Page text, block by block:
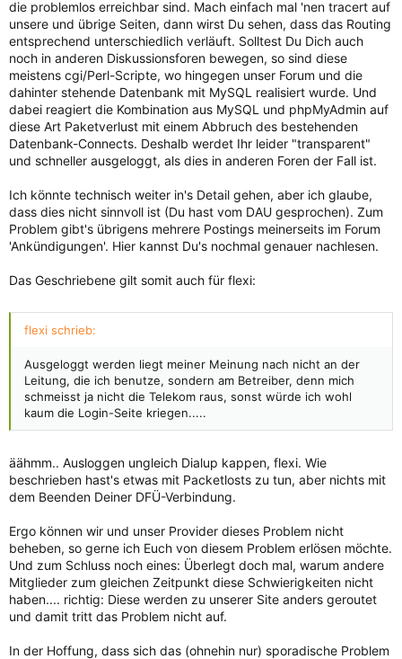
die problemlos erreichbar sind. Mach einfach mal 'nen tracert auf
unsere und übrige Seiten, dann wirst Du sehen, dass das Routing
entsprechend unterschiedlich verläuft. Solltest Du Dich auch
noch in anderen Diskussionsforen bewegen, so sind diese
meistens cgi/Perl-Scripte, wo hingegen unser Forum und die
dahinter stehende Datenbank mit MySQL realisiert wurde. Und
dabei reagiert die Kombination aus MySQL und phpMyAdmin auf
diese Art Paketverlust mit einem Abbruch des bestehenden
Datenbank-Connects. Deshalb werdet Ihr leider "transparent"
und schneller ausgeloggt, als dies in anderen Foren der Fall ist.
Ich könnte technisch weiter in's Detail gehen, aber ich glaube,
dass dies nicht sinnvoll ist (Du hast vom DAU gesprochen). Zum
Problem gibt's übrigens mehrere Postings meinerseits im Forum
'Ankündigungen'. Hier kannst Du's nochmal genauer nachlesen.
Das Geschriebene gilt somit auch für flexi:
flexi schrieb:
Ausgeloggt werden liegt meiner Meinung nach nicht an der
Leitung, die ich benutze, sondern am Betreiber, denn mich
schmeisst ja nicht die Telekom raus, sonst würde ich wohl
kaum die Login-Seite kriegen.....
äähmm.. Ausloggen ungleich Dialup kappen, flexi. Wie
beschrieben hast's etwas mit Packetlosts zu tun, aber nichts mit
dem Beenden Deiner DFÜ-Verbindung.
Ergo können wir und unser Provider dieses Problem nicht
beheben, so gerne ich Euch von diesem Problem erlösen möchte.
Und zum Schluss noch eines: Überlegt doch mal, warum andere
Mitglieder zum gleichen Zeitpunkt diese Schwierigkeiten nicht
haben.... richtig: Diese werden zu unserer Site anders geroutet
und damit tritt das Problem nicht auf.
In der Hoffung, dass sich das (ohnehin nur) sporadische Problem